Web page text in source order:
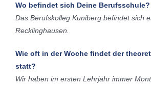
Wo befindet sich Deine Berufsschule?
Das Berufskolleg Kuniberg befindet sich
Recklinghausen.
Wie oft in der Woche findet der
statt?
Wir haben im ersten Lehrjahr immer